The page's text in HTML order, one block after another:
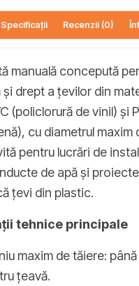
Specificații Recenzii (0)
manuală concepută
drept a țevilor din
(policlorură de vinil) și
cu diametrul maxim
pentru lucrări de
de apă și
țevi din plastic.
tehnice principale
maxim de tăiere:
țeavă.